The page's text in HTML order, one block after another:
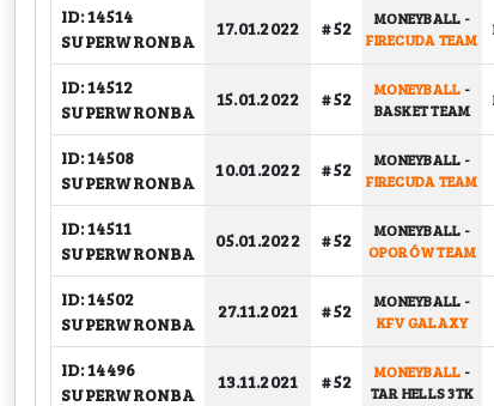
ID: 14514
SUPERWRONBA
17.01.2022 # 52 MONEYBALL -
FIRECUDA TEAM
ID: 14512
SUPERWRONBA
15.01.2022 # 52 MONEYBALL -
BASKET TEAM
ID: 14508
SUPERWRONBA
10.01.2022 # 52 MONEYBALL -
FIRECUDA TEAM
ID: 14511
SUPERWRONBA
05.01.2022 # 52 MONEYBALL -
OPORÓW TEAM
ID: 14502
SUPERWRONBA
27.11.2021 # 52 MONEYBALL -
KFV GALAXY
ID: 14496
SUPERWRONBA
13.11.2021 # 52 MONEYBALL -
TAR HELLS 3TK